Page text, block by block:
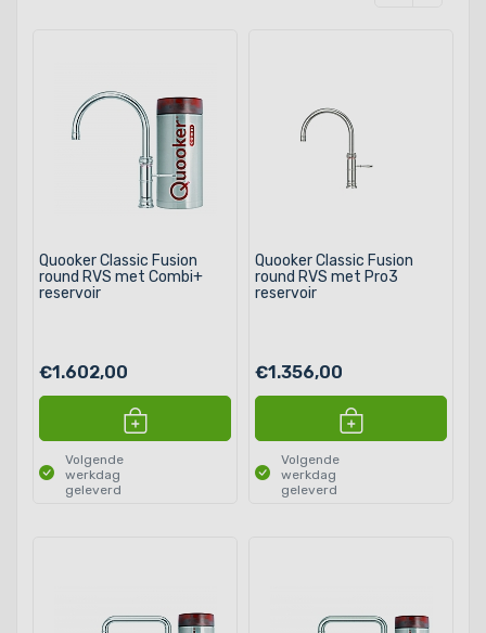
Quooker Classic Fusion
round RVS met Combi+
reservoir
€1.602,00
Volgende
werkdag
geleverd
Quooker Classic Fusion
round RVS met Pro3
reservoir
€1.356,00
Volgende
werkdag
geleverd